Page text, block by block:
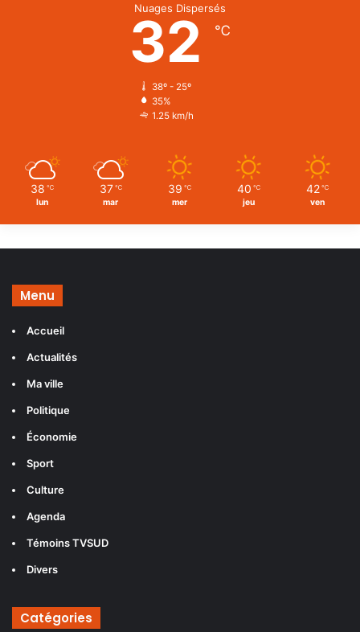
Nuages Dispersés
32 ℃
38º - 25º
35%
1.25 km/h
38 ℃
lun
37 ℃
mar
39 ℃
mer
40 ℃
jeu
42 ℃
ven
Menu
Accueil
Actualités
Ma ville
Politique
Économie
Sport
Culture
Agenda
Témoins TVSUD
Divers
Catégories